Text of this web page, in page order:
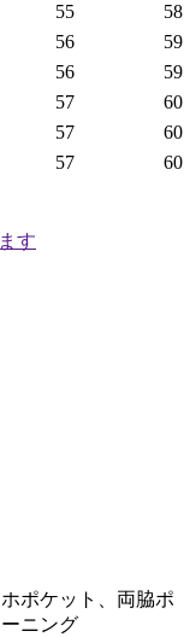
55
58
56
59
56
59
57
60
57
60
57
60
す
ポケット、両脇ポ
ニング